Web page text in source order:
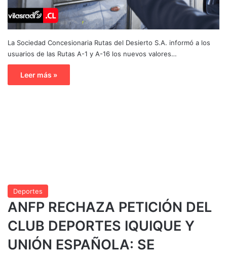
La Sociedad Concesionaria Rutas del Desierto S.A. informó a los
usuarios de las Rutas A-1 y A-16 los nuevos valores…
Leer más »
Deportes
ANFP RECHAZA PETICIÓN DEL
CLUB DEPORTES IQUIQUE Y
UNIÓN ESPAÑOLA: SE